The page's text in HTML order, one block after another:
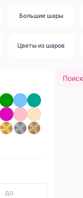
Большие шары
Цветы из шаров